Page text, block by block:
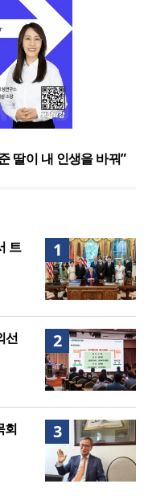
이드 대학 캠퍼스 영
확보
관에서 트럼프 대통령
딸이 내 인생을 바꿔”
확보에서 트럼프 대통령
1
트
2
선
3
회